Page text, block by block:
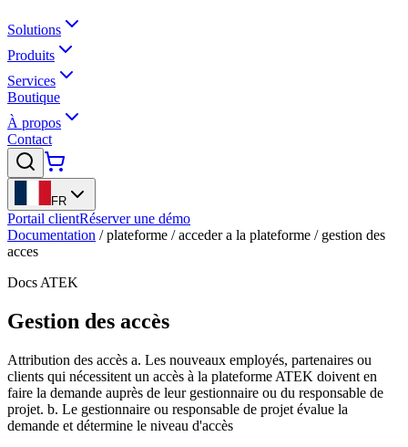
Solutions
Produits
Services
Boutique
À propos
Contact
FR
Portail clientRéserver une démo
Documentation / plateforme / acceder a la plateforme / gestion des
acces
Docs ATEK
Gestion des accès
Attribution des accès a. Les nouveaux employés, partenaires ou
clients qui nécessitent un accès à la plateforme ATEK doivent en
faire la demande auprès de leur gestionnaire ou du responsable de
projet. b. Le gestionnaire ou responsable de projet évalue la
demande et détermine le niveau d'accès